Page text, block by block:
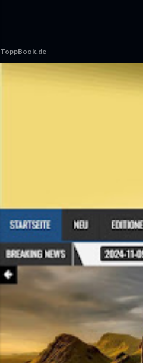
ToppBook.de